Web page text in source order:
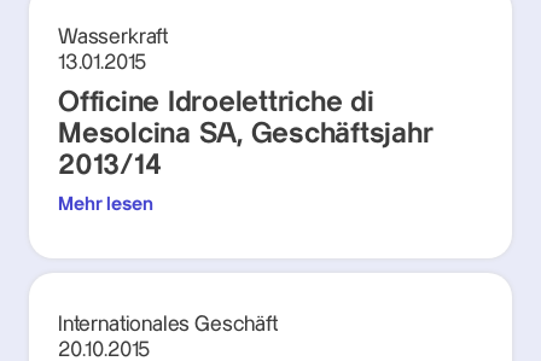
Wasserkraft
13.01.2015
Officine Idroelettriche di
Mesolcina SA, Geschäftsjahr
2013/14
Mehr lesen
Internationales Geschäft
20.10.2015